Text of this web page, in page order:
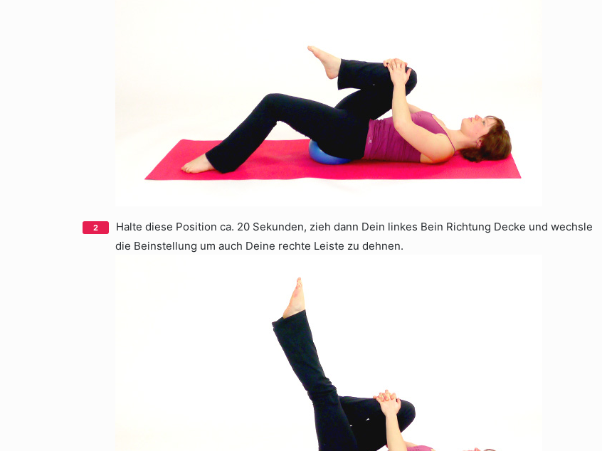
Halte diese Position ca. 20 Sekunden, zieh dann Dein linkes Bein Richtung Decke und wechsle
die Beinstellung um auch Deine rechte Leiste zu dehnen.